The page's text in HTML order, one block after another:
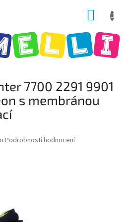
7700 2291 9901
s membránou
Podrobnosti hodnocení